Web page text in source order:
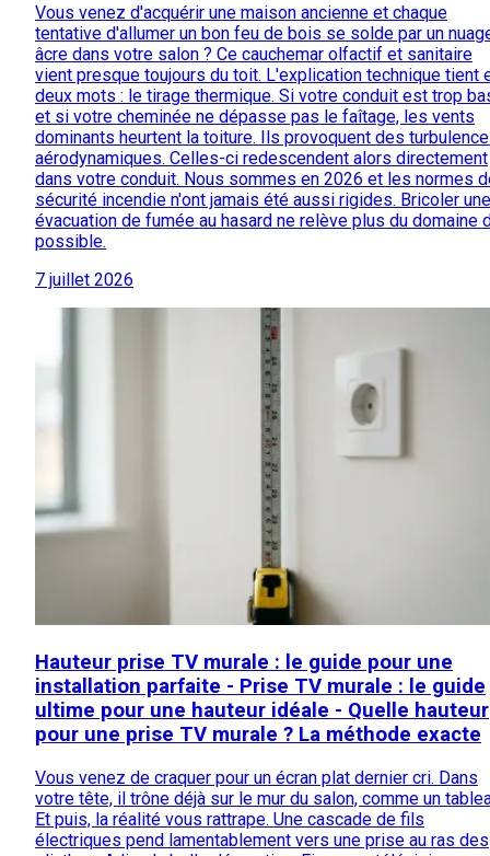
Vous venez d'acquérir une maison ancienne et chaque
tentative d'allumer un bon feu de bois se solde par un
âcre dans votre salon ? Ce cauchemar olfactif et sanitaire
vient presque toujours du toit. L'explication technique tient
deux mots : le tirage thermique. Si votre conduit est trop
et si votre cheminée ne dépasse pas le faîtage, les vents
dominants heurtent la toiture. Ils provoquent des
aérodynamiques. Celles-ci redescendent alors directement
dans votre conduit. Nous sommes en 2026 et les normes
sécurité incendie n'ont jamais été aussi rigides. Bricoler une
évacuation de fumée au hasard ne relève plus du domaine
possible.
7 juillet 2026
Hauteur prise TV murale : le guide pour une
installation parfaite - Prise TV murale : le guide
ultime pour une hauteur idéale - Quelle hauteur
pour une prise TV murale ? La méthode exacte
Vous venez de craquer pour un écran plat dernier cri. Dans
votre tête, il trône déjà sur le mur du salon, comme un
Et puis, la réalité vous rattrape. Une cascade de fils
électriques pend lamentablement vers une prise au ras des